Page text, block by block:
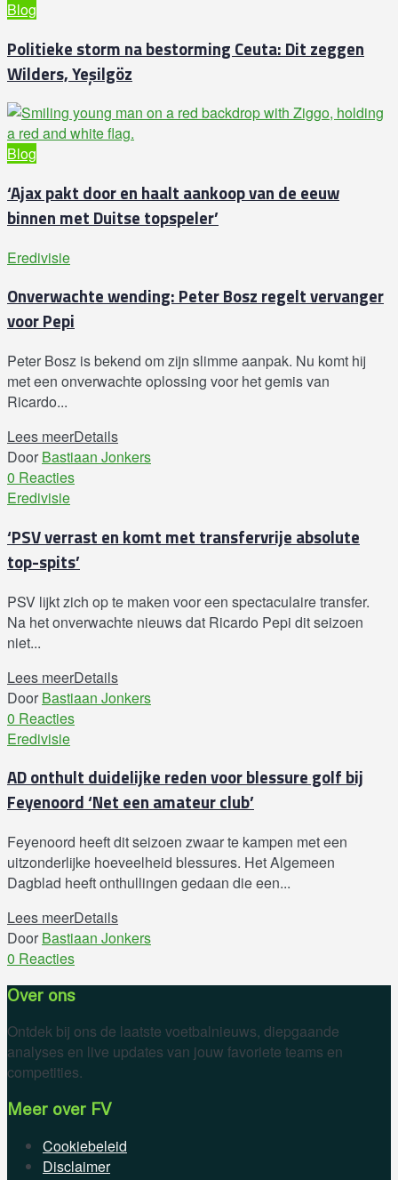
Blog
Politieke storm na bestorming Ceuta: Dit zeggen
Wilders, Yeşilgöz
Blog
‘Ajax pakt door en haalt aankoop van de eeuw
binnen met Duitse topspeler’
Eredivisie
Onverwachte wending: Peter Bosz regelt vervanger
voor Pepi
Peter Bosz is bekend om zijn slimme aanpak. Nu komt hij
met een onverwachte oplossing voor het gemis van
Ricardo...
Lees meerDetails
Door Bastiaan Jonkers
0 Reacties
Eredivisie
‘PSV verrast en komt met transfervrije absolute
top-spits’
PSV lijkt zich op te maken voor een spectaculaire transfer.
Na het onverwachte nieuws dat Ricardo Pepi dit seizoen
niet...
Lees meerDetails
Door Bastiaan Jonkers
0 Reacties
Eredivisie
AD onthult duidelijke reden voor blessure golf bij
Feyenoord ‘Net een amateur club’
Feyenoord heeft dit seizoen zwaar te kampen met een
uitzonderlijke hoeveelheid blessures. Het Algemeen
Dagblad heeft onthullingen gedaan die een...
Lees meerDetails
Door Bastiaan Jonkers
0 Reacties
Over ons
Ontdek bij ons de laatste voetbalnieuws, diepgaande
analyses en live updates van jouw favoriete teams en
competities.
Meer over FV
Cookiebeleid
Disclaimer